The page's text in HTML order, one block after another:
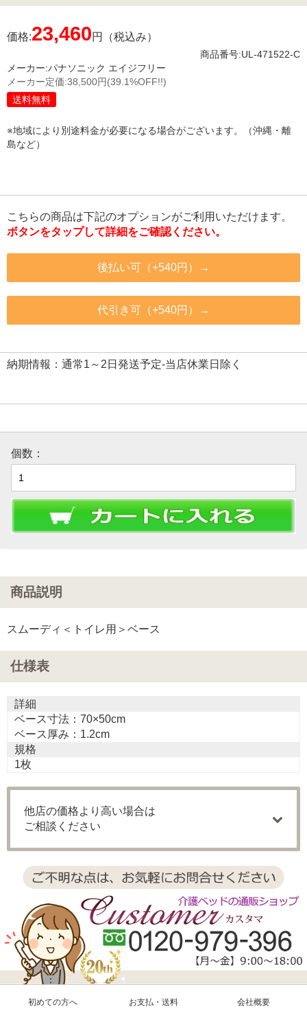
価格:23,460円（税込み）
商品番号:UL-471522-C
メーカー:パナソニック エイジフリー
メーカー定価:38,500円(39.1%OFF!!)
送料無料
※地域により別途料金が必要になる場合がございます。（沖縄・離
島など）
こちらの商品は下記のオプションがご利用いただけます。
ボタンをタップして詳細をご確認ください。
後払い可（+540円）→
代引き可（+540円）→
納期情報：通常1～2日発送予定-当店休業日除く
個数：
商品説明
スムーディ＜トイレ用＞ベース
仕様表
詳細
ベース寸法：70×50cm
ベース厚み：1.2cm
規格
1枚
他店の価格より高い場合は
ご相談ください
初めての方へ お支払・送料 会社概要